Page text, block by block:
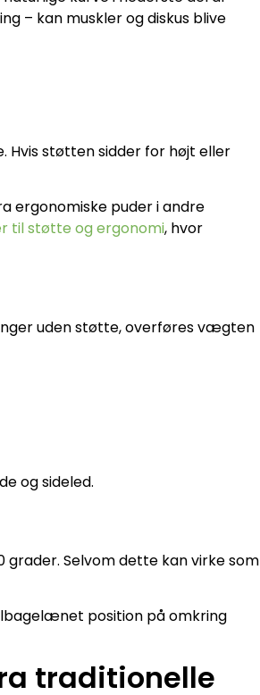
– kan muskler og diskus blive
Hvis støtten sidder for højt eller
ergonomiske puder i andre
til støtte og ergonomi, hvor
uden støtte, overføres vægten
og sideled.
Selvom dette kan virke som
position på omkring
traditionelle